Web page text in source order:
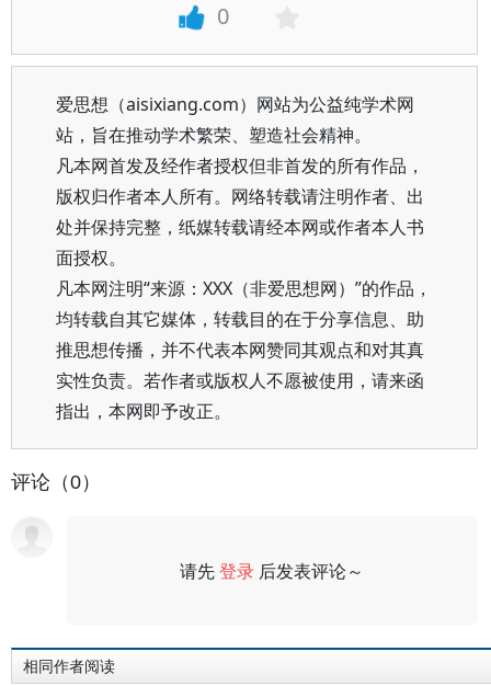
0
爱思想（aisixiang.com）网站为公益纯学术网
站，旨在推动学术繁荣、塑造社会精神。
凡本网首发及经作者授权但非首发的所有作品，
版权归作者本人所有。网络转载请注明作者、出
处并保持完整，纸媒转载请经本网或作者本人书
面授权。
凡本网注明“来源：XXX（非爱思想网）”的作品，
均转载自其它媒体，转载目的在于分享信息、助
推思想传播，并不代表本网赞同其观点和对其真
实性负责。若作者或版权人不愿被使用，请来函
指出，本网即予改正。
评论（0）
请先登录 后发表评论～
相同作者阅读